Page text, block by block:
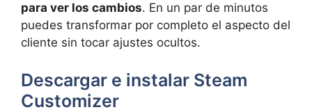
para ver los cambios. En un par de minutos
puedes transformar por completo el aspecto del
cliente sin tocar ajustes ocultos.
Descargar e instalar Steam
Customizer